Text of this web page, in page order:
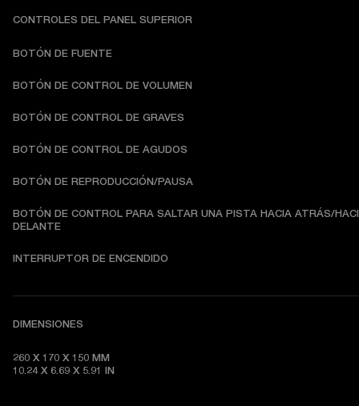
CONTROLES DEL PANEL SUPERIOR
BOTÓN DE FUENTE
BOTÓN DE CONTROL DE VOLUMEN
BOTÓN DE CONTROL DE GRAVES
BOTÓN DE CONTROL DE AGUDOS
BOTÓN DE REPRODUCCIÓN/PAUSA
BOTÓN DE CONTROL PARA SALTAR UNA PISTA HACIA ATRÁS/
DELANTE
INTERRUPTOR DE ENCENDIDO
DIMENSIONES
260 X 170 X 150 MM
10.24 X 6.69 X 5.91 IN